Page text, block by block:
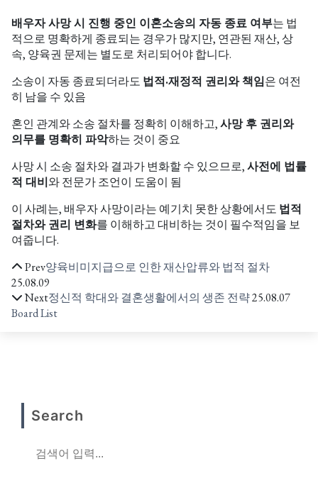
배우자 사망 시 진행 중인 이혼소송의 자동 종료 여부는 법
적으로 명확하게 종료되는 경우가 많지만, 연관된 재산, 상
속, 양육권 문제는 별도로 처리되어야 합니다.
소송이 자동 종료되더라도 법적·재정적 권리와 책임은 여전
히 남을 수 있음
혼인 관계와 소송 절차를 정확히 이해하고,사망 후 권리와
의무를 명확히 파악하는 것이 중요
사망 시 소송 절차와 결과가 변화할 수 있으므로,사전에 법률
적 대비와 전문가 조언이 도움이 됨
이 사례는, 배우자 사망이라는 예기치 못한 상황에서도 법적
절차와 권리 변화를 이해하고 대비하는 것이 필수적임을 보
여줍니다.
Prev양육비미지급으로 인한 재산압류와 법적 절차
25.08.09
Next정신적 학대와 결혼생활에서의 생존 전략25.08.07
Board List
Search